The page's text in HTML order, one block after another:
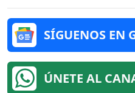
SÍGUENOS EN
ÚNETE AL